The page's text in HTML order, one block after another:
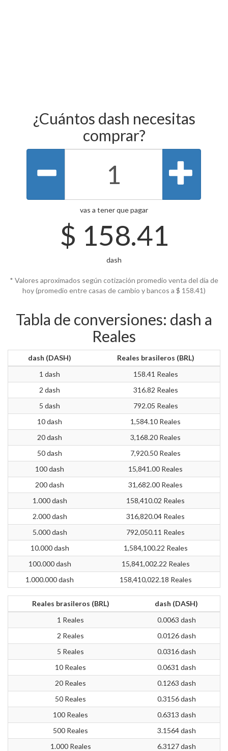
¿Cuántos dash necesitas
comprar?
vas a tener que pagar
$ 158.41
dash
* Valores aproximados según cotización promedio venta del día de
hoy (promedio entre casas de cambio y bancos a $ 158.41)
Tabla de conversiones: dash a
Reales
dash (DASH)
Reales brasileros (BRL)
1 dash
158.41 Reales
2 dash
316.82 Reales
5 dash
792.05 Reales
10 dash
1,584.10 Reales
20 dash
3,168.20 Reales
50 dash
7,920.50 Reales
100 dash
15,841.00 Reales
200 dash
31,682.00 Reales
1.000 dash
158,410.02 Reales
2.000 dash
316,820.04 Reales
5.000 dash
792,050.11 Reales
10.000 dash
1,584,100.22 Reales
100.000 dash
15,841,002.22 Reales
1.000.000 dash
158,410,022.18 Reales
Reales brasileros (BRL)
dash (DASH)
1 Reales
0.0063 dash
2 Reales
0.0126 dash
5 Reales
0.0316 dash
10 Reales
0.0631 dash
20 Reales
0.1263 dash
50 Reales
0.3156 dash
100 Reales
0.6313 dash
500 Reales
3.1564 dash
1.000 Reales
6.3127 dash